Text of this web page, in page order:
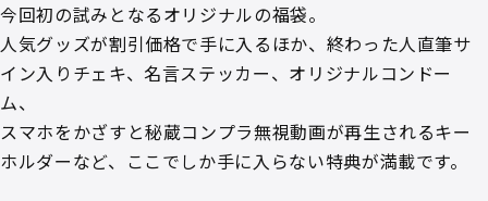
今回初の試みとなるオリジナルの福袋。
人気グッズが割引価格で手に入るほか、終わった人直筆サ
イン入りチェキ、名言ステッカー、オリジナルコンドー
ム、
スマホをかざすと秘蔵コンプラ無視動画が再生されるキー
ホルダーなど、ここでしか手に入らない特典が満載です。